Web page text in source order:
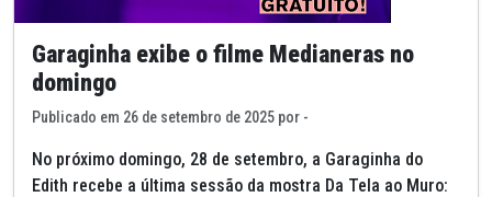
Garaginha exibe o filme Medianeras no
domingo
Publicado em 26 de setembro de 2025 por -
No próximo domingo, 28 de setembro, a Garaginha do
Edith recebe a última sessão da mostra Da Tela ao Muro: